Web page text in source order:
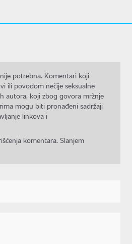
potrebna. Komentari koji
ili povodom nečije seksualne
autora, koji zbog govora mržnje
mogu biti pronađeni sadržaji
linkova i
komentara. Slanjem